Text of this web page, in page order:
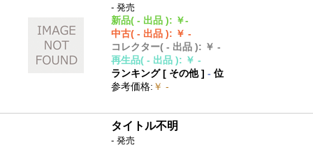
- 発売
新品( - 出品 ): ￥-
中古( - 出品 ): ￥ -
コレクター( - 出品 ): ￥ -
再生品( - 出品 ): ￥ -
ランキング [ その他]- 位
参考価格: ￥ -
タイトル不明
- 発売